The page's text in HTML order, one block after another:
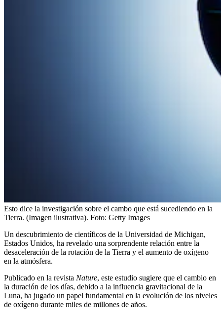
Esto dice la investigación sobre el cambo que está sucediendo en la
Tierra. (Imagen ilustrativa). Foto: Getty Images
Un descubrimiento de científicos de la Universidad de Michigan,
Estados Unidos, ha revelado una sorprendente relación entre la
desaceleración de la rotación de la Tierra y el aumento de oxígeno
en la atmósfera.
Publicado en la revista Nature, este estudio sugiere que el cambio en
la duración de los días, debido a la influencia gravitacional de la
Luna, ha jugado un papel fundamental en la evolución de los niveles
de oxígeno durante miles de millones de años.